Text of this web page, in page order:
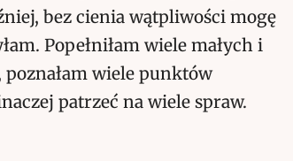
bez cienia wątpliwości mogę
Popełniłam wiele małych i
poznałam wiele punktów
patrzeć na wiele spraw.